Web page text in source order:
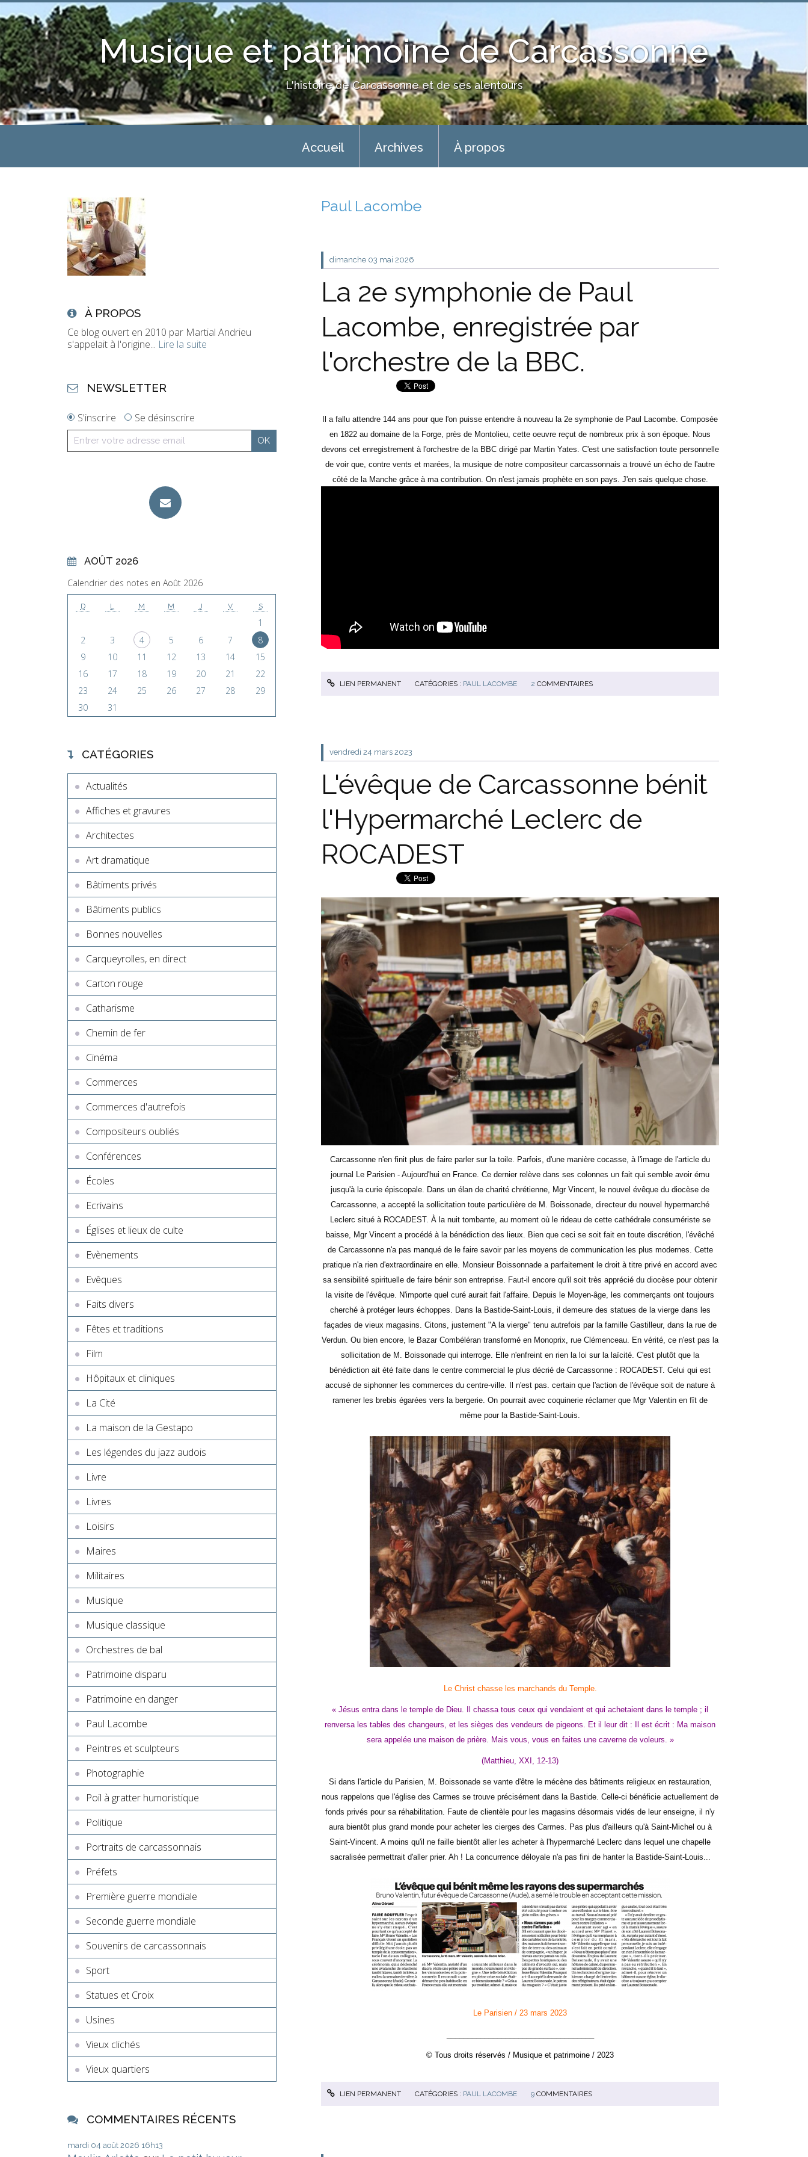
Musique et patrimoine de Carcassonne
L'histoire de Carcassonne et de ses alentours
Accueil Archives À propos
À PROPOS
Ce blog ouvert en 2010 par Martial Andrieu
s'appelait à l'origine... Lire la suite
NEWSLETTER
S'inscrire Se désinscrire
AOÛT 2026
Calendrier des notes en Août 2026
D L M M J V S
1
2
3 4 5 6 7
8
9
10 11 12 13 14
15
16
17 18 19 20 21
22
23
24 25 26 27 28
29
30
31
CATÉGORIES
Actualités
Affiches et gravures
Architectes
Art dramatique
Bâtiments privés
Bâtiments publics
Bonnes nouvelles
Carqueyrolles, en direct
Carton rouge
Catharisme
Chemin de fer
Cinéma
Commerces
Commerces d'autrefois
Compositeurs oubliés
Conférences
Écoles
Ecrivains
Églises et lieux de culte
Evènements
Evêques
Faits divers
Fêtes et traditions
Film
Hôpitaux et cliniques
La Cité
La maison de la Gestapo
Les légendes du jazz audois
Livre
Livres
Loisirs
Maires
Militaires
Musique
Musique classique
Orchestres de bal
Patrimoine disparu
Patrimoine en danger
Paul Lacombe
Peintres et sculpteurs
Photographie
Poil à gratter humoristique
Politique
Portraits de carcassonnais
Préfets
Première guerre mondiale
Seconde guerre mondiale
Souvenirs de carcassonnais
Sport
Statues et Croix
Usines
Vieux clichés
Vieux quartiers
COMMENTAIRES RÉCENTS
mardi 04 août 2026 16h13
Paul Lacombe
dimanche 03 mai 2026
La 2e symphonie de Paul
Lacombe, enregistrée par
l'orchestre de la BBC.
Il a fallu attendre 144 ans pour que l'on puisse entendre à nouveau la 2e symphonie de Paul Lacombe. Composée
en 1822 au domaine de la Forge, près de Montolieu, cette oeuvre reçut de nombreux prix à son époque. Nous
devons cet enregistrement à l'orchestre de la BBC dirigé par Martin Yates. C'est une satisfaction toute personnelle
de voir que, contre vents et marées, la musique de notre compositeur carcassonnais a trouvé un écho de l'autre
côté de la Manche grâce à ma contribution. On n'est jamais prophète en son pays. J'en sais quelque chose.
LIEN PERMANENT CATÉGORIES : PAUL LACOMBE 2 COMMENTAIRES
vendredi 24 mars 2023
L'évêque de Carcassonne bénit
l'Hypermarché Leclerc de
ROCADEST
Carcassonne n'en finit plus de faire parler sur la toile. Parfois, d'une manière cocasse, à l'image de l'article du
journal Le Parisien - Aujourd'hui en France. Ce dernier relève dans ses colonnes un fait qui semble avoir ému
jusqu'à la curie épiscopale. Dans un élan de charité chrétienne, Mgr Vincent, le nouvel évêque du diocèse de
Carcassonne, a accepté la sollicitation toute particulière de M. Boissonade, directeur du nouvel hypermarché
Leclerc situé à ROCADEST. À la nuit tombante, au moment où le rideau de cette cathédrale consumériste se
baisse, Mgr Vincent a procédé à la bénédiction des lieux. Bien que ceci se soit fait en toute discrétion, l'évêché
de Carcassonne n'a pas manqué de le faire savoir par les moyens de communication les plus modernes. Cette
pratique n'a rien d'extraordinaire en elle. Monsieur Boissonnade a parfaitement le droit à titre privé en accord avec
sa sensibilité spirituelle de faire bénir son entreprise. Faut-il encore qu'il soit très apprécié du diocèse pour obtenir
la visite de l'évêque. N'importe quel curé aurait fait l'affaire. Depuis le Moyen-âge, les commerçants ont toujours
cherché à protéger leurs échoppes. Dans la Bastide-Saint-Louis, il demeure des statues de la vierge dans les
façades de vieux magasins. Citons, justement "A la vierge" tenu autrefois par la famille Gastilleur, dans la rue de
Verdun. Ou bien encore, le Bazar Combéléran transformé en Monoprix, rue Clémenceau. En vérité, ce n'est pas la
sollicitation de M. Boissonade qui interroge. Elle n'enfreint en rien la loi sur la laïcité. C'est plutôt que la
bénédiction ait été faite dans le centre commercial le plus décrié de Carcassonne : ROCADEST. Celui qui est
accusé de siphonner les commerces du centre-ville. Il n'est pas. certain que l'action de l'évêque soit de nature à
ramener les brebis égarées vers la bergerie. On pourrait avec coquinerie réclamer que Mgr Valentin en fît de
même pour la Bastide-Saint-Louis.
Le Christ chasse les marchands du Temple.
« Jésus entra dans le temple de Dieu. Il chassa tous ceux qui vendaient et qui achetaient dans le temple ; il
renversa les tables des changeurs, et les sièges des vendeurs de pigeons. Et il leur dit : Il est écrit : Ma maison
sera appelée une maison de prière. Mais vous, vous en faites une caverne de voleurs. »
(Matthieu, XXI, 12-13)
Si dans l'article du Parisien, M. Boissonade se vante d'être le mécène des bâtiments religieux en restauration,
nous rappelons que l'église des Carmes se trouve précisément dans la Bastide. Celle-ci bénéficie actuellement de
fonds privés pour sa réhabilitation. Faute de clientèle pour les magasins désormais vidés de leur enseigne, il n'y
aura bientôt plus grand monde pour acheter les cierges des Carmes. Pas plus d'ailleurs qu'à Saint-Michel ou à
Saint-Vincent. A moins qu'il ne faille bientôt aller les acheter à l'hypermarché Leclerc dans lequel une chapelle
sacralisée permettrait d'aller prier. Ah ! La concurrence déloyale n'a pas fini de hanter la Bastide-Saint-Louis...
Le Parisien / 23 mars 2023
© Tous droits réservés / Musique et patrimoine / 2023
LIEN PERMANENT CATÉGORIES : PAUL LACOMBE 9 COMMENTAIRES